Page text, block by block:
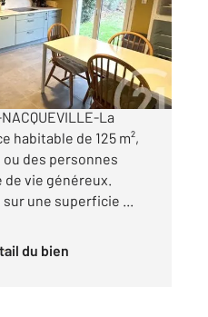
€
calme, cette maison
La
habitable de 125 m²,
des personnes
de vie généreux.
une superficie ...
du bien